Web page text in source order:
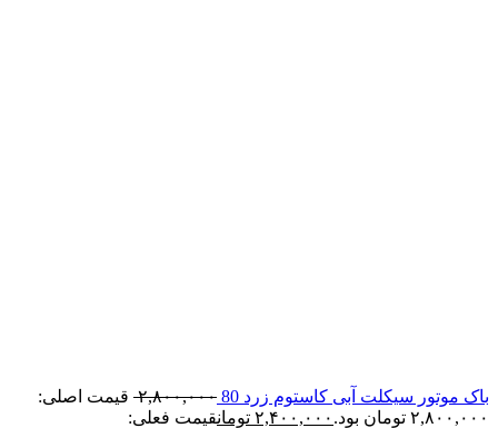
باک موتور سیکلت آبی کاستوم زرد 80 ۲,۸۰۰,۰۰۰ قیمت اصلی:
۲,۸۰۰,۰۰۰ تومان بود.
۲,۴۰۰,۰۰۰ تومانقیمت فعلی: